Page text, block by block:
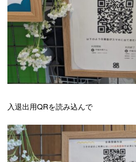
入退出用QRを読み込んで